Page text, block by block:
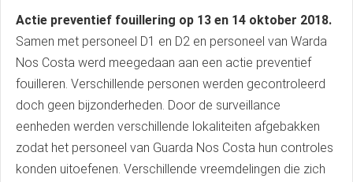
Actie preventief fouillering op 13 en 14 oktober 2018.
Samen met personeel D1 en D2 en personeel van Warda
Nos Costa werd meegedaan aan een actie preventief
fouilleren. Verschillende personen werden gecontroleerd
doch geen bijzonderheden. Door de surveillance
eenheden werden verschillende lokaliteiten afgebakken
zodat het personeel van Guarda Nos Costa hun controles
konden uitoefenen. Verschillende vreemdelingen die zich